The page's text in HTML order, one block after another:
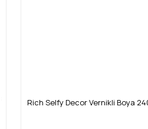
Rich Selfy Decor Vernikli Boya